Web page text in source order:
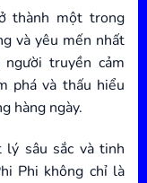
thành một trong
và yêu mến nhất
truyền cảm
phá và thấu hiểu
hàng ngày.
sâu sắc và tinh
Phi không chỉ là